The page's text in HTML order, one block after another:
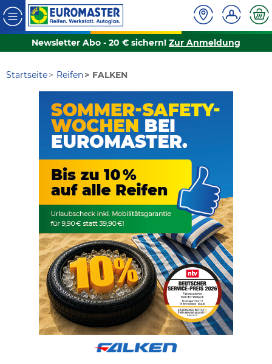
Newsletter Abo - 20 € sichern! Zur Anmeldung
Startseite Reifen FALKEN